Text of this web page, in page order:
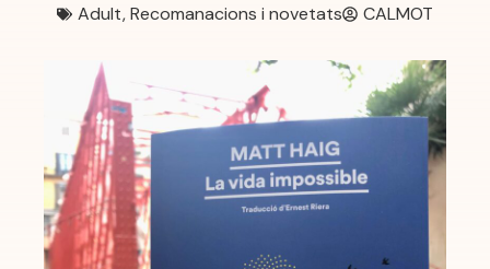
Adult,Recomanacions i novetats CALMOT